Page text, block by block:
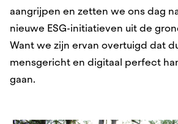
aangrijpen en zetten we ons dag
nieuwe ESG-initiatieven uit de
Want we zijn ervan overtuigd dat
mensgericht en digitaal perfect
gaan.